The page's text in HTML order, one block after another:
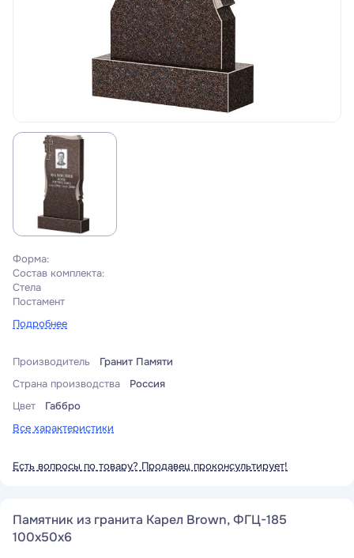
Форма:
Состав комплекта:
Стела
Постамент
Подробнее
Производитель
Гранит Памяти
Страна производства
Россия
Цвет
Габбро
Все характеристики
Есть вопросы по товару? Продавец проконсультирует!
Памятник из гранита Карел Brown, ФГЦ-185
100x50x6